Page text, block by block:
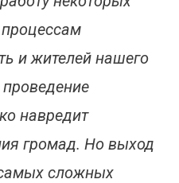
и жителей нашего
навредит
громад. Но выход
сложных